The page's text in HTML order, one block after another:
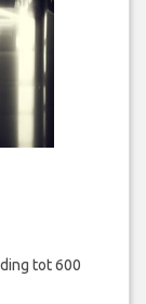
tot 600